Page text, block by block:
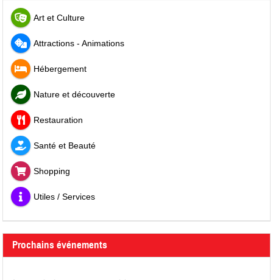
Art et Culture
Attractions - Animations
Hébergement
Nature et découverte
Restauration
Santé et Beauté
Shopping
Utiles / Services
Prochains événements